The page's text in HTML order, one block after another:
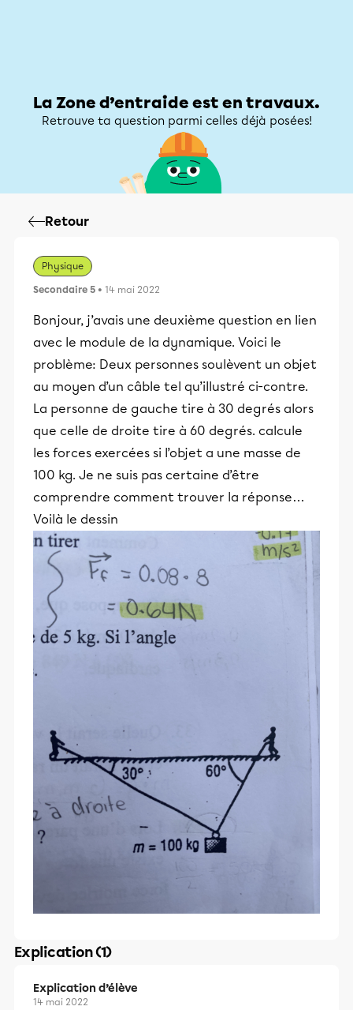
La Zone d’entraide est en travaux.
Retrouve ta question parmi celles déjà posées!
Retour
Physique
Secondaire 5 • 14 mai 2022
Bonjour, j’avais une deuxième question en lien
avec le module de la dynamique. Voici le
problème: Deux personnes soulèvent un objet
au moyen d’un câble tel qu’illustré ci-contre.
La personne de gauche tire à 30 degrés alors
que celle de droite tire à 60 degrés. calcule
les forces exercées si l’objet a une masse de
100 kg. Je ne suis pas certaine d’être
comprendre comment trouver la réponse…
Voilà le dessin
Explication (1)
Explication d’élève
14 mai 2022